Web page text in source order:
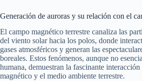
Generación de auroras y su relación con el
El campo magnético terrestre canaliza las
del viento solar hacia los polos, donde
gases atmosféricos y generan las
boreales. Estos fenómenos, aunque no
humana, demuestran la fascinante
magnético y el medio ambiente terrestre.